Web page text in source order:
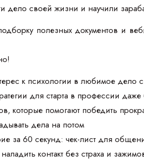
дело своей жизни и научили
полезных документов и
к психологии в любимое дело
для старта в профессии даже
которые помогают победить
дела на потом
за 60 секунд: чек-лист для
контакт без страха и